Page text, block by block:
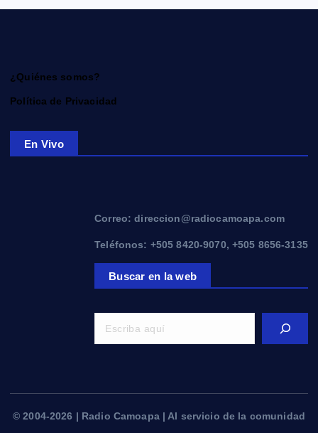
¿Quiénes somos?
Política de Privacidad
En Vivo
Correo: direccion@radiocamoapa.com
Teléfonos: +505 8420-9070, +505 8656-3135
Buscar en la web
© 2004-2026 | Radio Camoapa | Al servicio de la comunidad